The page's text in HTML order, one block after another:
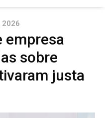
2026
empresa
sobre
justa